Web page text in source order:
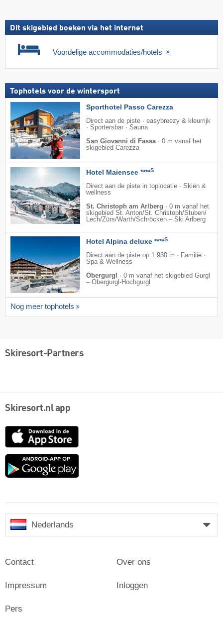
Dit skigebied boeken via het internet
Voordelige accommodaties/hotels
Tophotels voor de wintersport
Sporthotel Passo Carezza
Direct aan de piste · easybreezy & kleurrijk
· Sportersbar · Sauna
San Giovanni di Fassa· 0 m vanaf het
skigebied Carezza
Hotel Maiensee ****S
Direct aan de piste in toplocatie · Skiën &
wellness
St. Christoph am Arlberg · 0 m vanaf het
skigebied St. Anton/​St. Christoph/​Stuben/​
Lech/​Zürs/​Warth/​Schröcken – Ski Arlberg
Hotel Alpina deluxe ****S
Direct aan de piste op 1.930 m · Familie ·
Spa & Wellness
Obergurgl
· 0 m vanaf het skigebied Gurgl
– Obergurgl-Hochgurgl
Nog meer tophotels
Skiresort-Partners
Skiresort.nl app
App
Google
Nederlands
Contact
Impressum
Pers
Over ons
Inloggen